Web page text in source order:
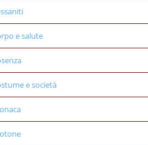
e salute
e società